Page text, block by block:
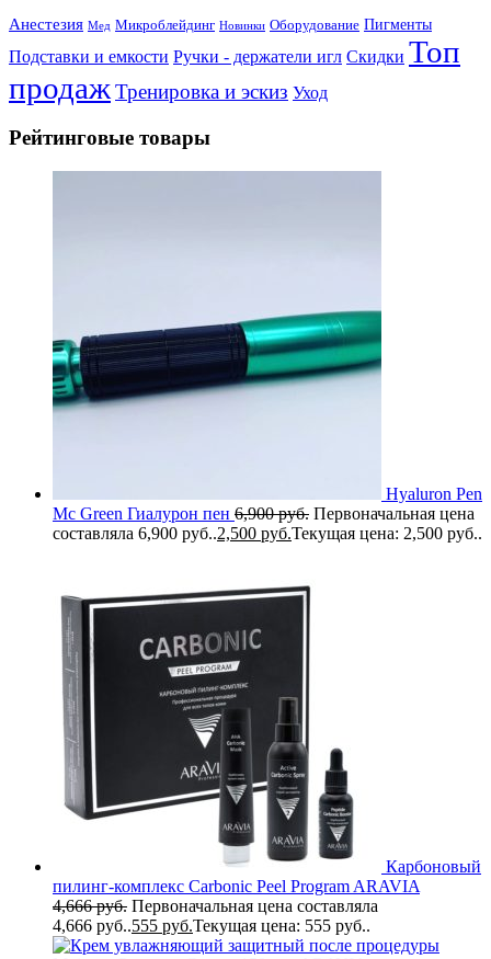
Анестезия Мед Микроблейдинг Новинки Оборудование Пигменты
Подставки и емкости Ручки - держатели игл Скидки Топ
продажТренировка и эскиз Уход
Рейтинговые товары
Hyaluron Pen
Mc Green Гиалурон пен 6,900руб. Первоначальная цена
составляла 6,900 руб..2,500 руб.Текущая цена: 2,500 руб..
Карбоновый
пилинг-комплекс Carbonic Peel Program ARAVIA
4,666руб. Первоначальная цена составляла
4,666 руб..555 руб.Текущая цена: 555 руб..